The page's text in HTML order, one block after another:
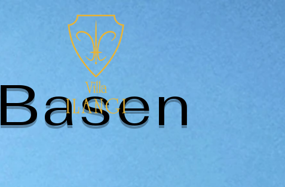
Basen